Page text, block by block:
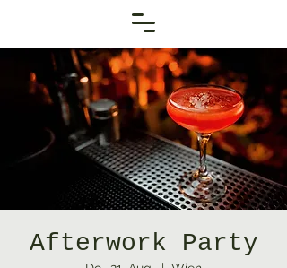
Afterwork Party